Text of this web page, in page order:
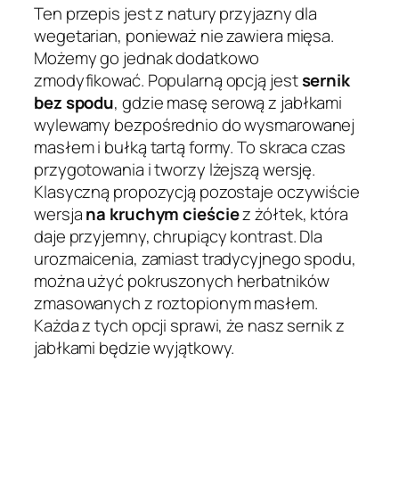
Ten przepis jest z natury przyjazny dla
wegetarian, ponieważ nie zawiera mięsa.
Możemy go jednak dodatkowo
zmodyfikować. Popularną opcją jestsernik
bez spodu, gdzie masę serową z jabłkami
wylewamy bezpośrednio do wysmarowanej
masłem i bułką tartą formy. To skraca czas
przygotowania i tworzy lżejszą wersję.
Klasyczną propozycją pozostaje oczywiście
wersjana kruchym cieściez żółtek, która
daje przyjemny, chrupiący kontrast. Dla
urozmaicenia, zamiast tradycyjnego spodu,
można użyć pokruszonych herbatników
zmasowanych z roztopionym masłem.
Każda z tych opcji sprawi, że nasz sernik z
jabłkami będzie wyjątkowy.